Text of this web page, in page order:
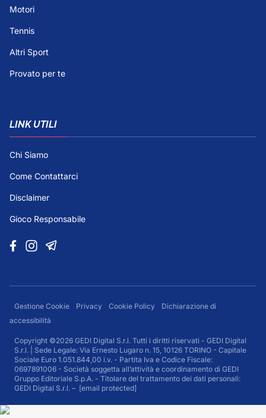
Motori
Tennis
Altri Sport
Provato per te
LINK UTILI
Chi Siamo
Come Contattarci
Disclaimer
Gioco Responsabile
Gestione Cookie Privacy Cookie Policy
Dichiarazione di
accessibilità
Copyright ©2026 GEDI Digital S.r.l. Tutti i diritti riservati - GEDI Digital
S.r.l. | Sede Legale: Via Ernesto Lugaro n. 15, 10126 TORINO - Capitale
Sociale Euro 1.051.844,00 i.v. - Partita Iva e Codice Fiscale:
0697891006 - Società soggetta all’attività e coordinamento di GEDI
Gruppo Editoriale S.p.A. - Titolare del trattamento dei dati personali:
GEDI Digital S.r.l. – [email protected]